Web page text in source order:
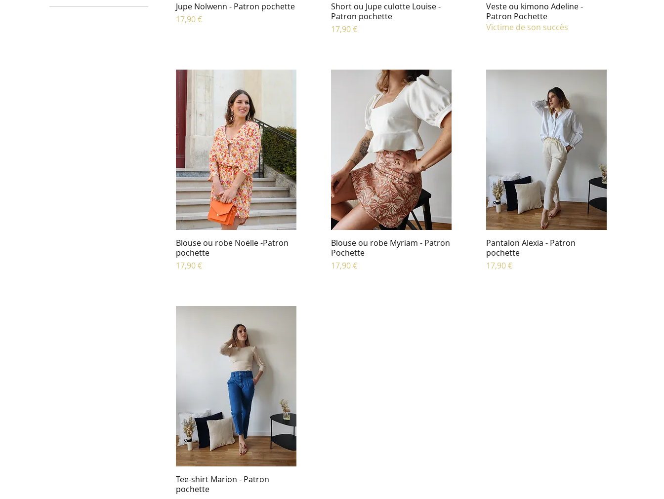
1 m ou moins
Jupe Nolwenn - Patron pochette
Prix
17,90 €
Short ou Jupe culotte Louise -
Patron pochette
Prix
17,90 €
Veste ou kimono Adeline -
Patron Pochette
Victime de son succès
Blouse ou robe Noëlle -Patron
pochette
Prix
17,90 €
Blouse ou robe Myriam - Patron
Pochette
Prix
17,90 €
Pantalon Alexia - Patron
pochette
Prix
17,90 €
Tee-shirt Marion - Patron
pochette